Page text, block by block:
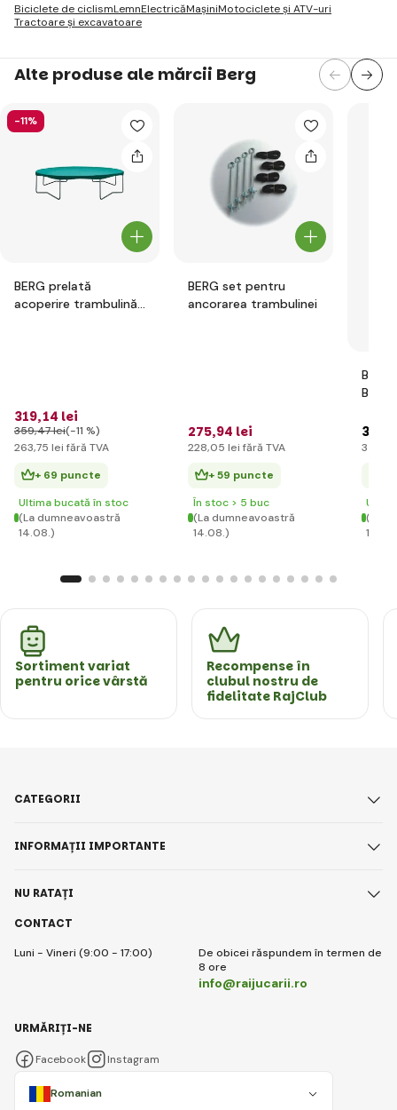
Biciclete de ciclismLemnElectricăMașiniMotociclete și ATV-uri
Tractoare și excavatoare
Alte produse ale mărcii Berg
-11%
BERG prelată
acoperire trambulină
319,14 lei
359,47 lei(-11 %)
263,75 lei fără TVA
+ 69 puncte
Ultima bucată în stoc
(La dumneavoastră
14.08.)
BERG set pentru
ancorarea trambulinei
275,94 lei
228,05 lei fără TVA
+ 59 puncte
În stoc > 5 buc
(La dumneavoastră
14.08.)
BFR
3 787
3 130
(La
Sortiment variat
pentru orice vârstă
Recompense în
clubul nostru de
fidelitate RajClub
CONTACT
Luni - Vineri (9:00 - 17:00)
De obicei răspundem în termen de
8 ore
info@raijucarii.ro
CATEGORII
INFORMAȚII IMPORTANTE
NU RATAȚI
Romanian
URMĂRIȚI-NE
Facebook Instagram